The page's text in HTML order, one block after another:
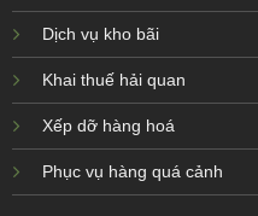
Dịch vụ kho bãi
Khai thuế hải quan
Xếp dỡ hàng hoá
Phục vụ hàng quá cảnh